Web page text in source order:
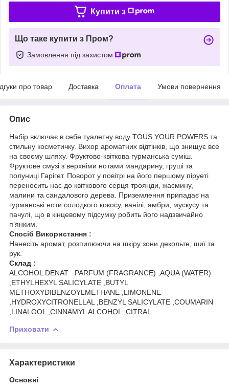
Купити з
Що таке купити з Пром?
Замовлення під захистом
про товар Доставка Оплата Умови повернення
Опис
Набір включає в себе туалетну воду TOUS YOUR POWERS та
стильну косметичку. Вихор ароматних відтінків, що знищує все
на своєму шляху. Фруктово-квіткова гурманська суміш.
Фруктове смузі з верхніми нотами мандарину, груші та
полуниці Гарігет. Поворот у повітрі на його першому піруеті
переносить нас до квіткового серця троянди, жасмину,
малини та сандалового дерева. Приземлення припадає на
гурманські ноти солодкого кокосу, ванілі, амбри, мускусу та
пачулі, що в кінцевому підсумку робить його надзвичайно
п’янким.
Спосіб Використання :
Нанесіть аромат, розпилюючи на шкіру зони декольте, шиї та
рук.
Склад :
ALCOHOL DENAT .PARFUM (FRAGRANCE) ,AQUA (WATER)
,ETHYLHEXYL SALICYLATE ,BUTYL
METHOXYDIBENZOYLMETHANE ,LIMONENE
,HYDROXYCITRONELLAL ,BENZYL SALICYLATE ,COUMARIN
,LINALOOL ,CINNAMYL ALCOHOL ,CITRAL
Приховати
Характеристики
Основні